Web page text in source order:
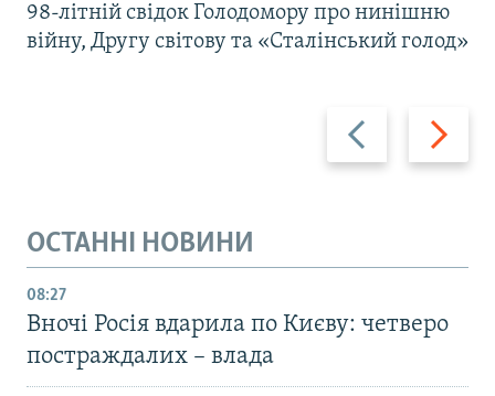
Назад Вперед
98-літній свідок Голодомору про нинішню
війну, Другу світову та «Сталінський голод»
ОСТАННІ НОВИНИ
08:27
Вночі Росія вдарила по Києву: четверо
постраждалих – влада